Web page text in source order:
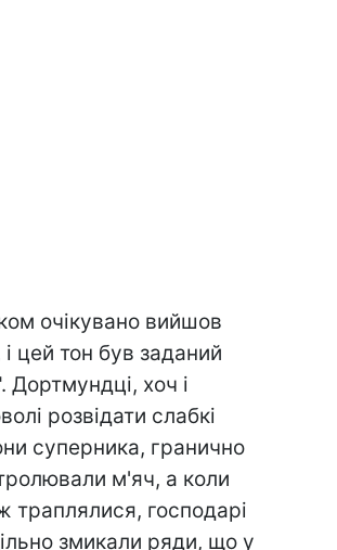
очікувано вийшов
цей тон був заданий
Дортмундці, хоч і
розвідати слабкі
суперника, гранично
м'яч, а коли
траплялися, господарі
змикали ряди, що у